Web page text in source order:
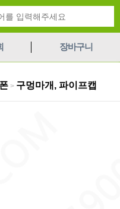
장바구니
> 구멍마개, 파이프캡